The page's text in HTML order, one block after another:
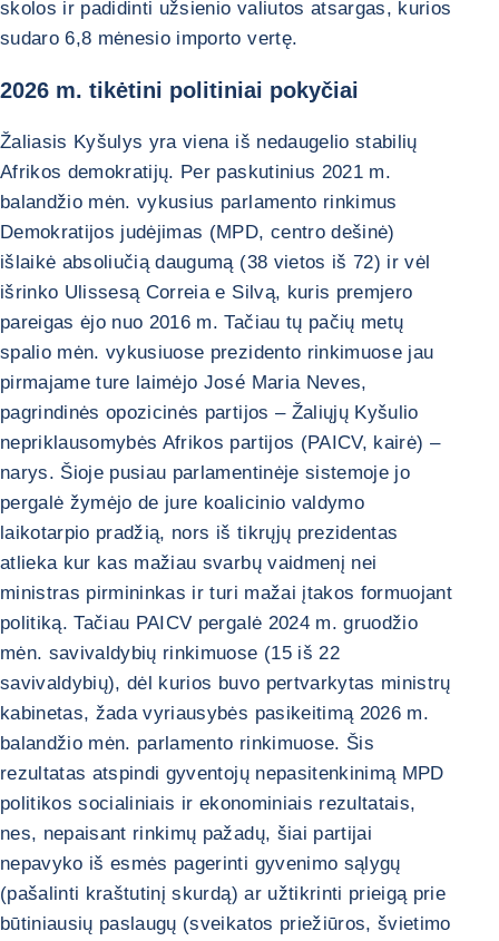
skolos ir padidinti užsienio valiutos atsargas, kurios
sudaro 6,8 mėnesio importo vertę.
2026 m. tikėtini politiniai pokyčiai
Žaliasis Kyšulys yra viena iš nedaugelio stabilių
Afrikos demokratijų. Per paskutinius 2021 m.
balandžio mėn. vykusius parlamento rinkimus
Demokratijos judėjimas (MPD, centro dešinė)
išlaikė absoliučią daugumą (38 vietos iš 72) ir vėl
išrinko Ulissesą Correia e Silvą, kuris premjero
pareigas ėjo nuo 2016 m. Tačiau tų pačių metų
spalio mėn. vykusiuose prezidento rinkimuose jau
pirmajame ture laimėjo José Maria Neves,
pagrindinės opozicinės partijos – Žaliųjų Kyšulio
nepriklausomybės Afrikos partijos (PAICV, kairė) –
narys. Šioje pusiau parlamentinėje sistemoje jo
pergalė žymėjo de jure koalicinio valdymo
laikotarpio pradžią, nors iš tikrųjų prezidentas
atlieka kur kas mažiau svarbų vaidmenį nei
ministras pirmininkas ir turi mažai įtakos formuojant
politiką. Tačiau PAICV pergalė 2024 m. gruodžio
mėn. savivaldybių rinkimuose (15 iš 22
savivaldybių), dėl kurios buvo pertvarkytas ministrų
kabinetas, žada vyriausybės pasikeitimą 2026 m.
balandžio mėn. parlamento rinkimuose. Šis
rezultatas atspindi gyventojų nepasitenkinimą MPD
politikos socialiniais ir ekonominiais rezultatais,
nes, nepaisant rinkimų pažadų, šiai partijai
nepavyko iš esmės pagerinti gyvenimo sąlygų
(pašalinti kraštutinį skurdą) ar užtikrinti prieigą prie
būtiniausių paslaugų (sveikatos priežiūros, švietimo